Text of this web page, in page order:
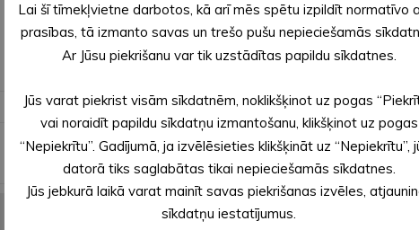
Lai šī tīmekļvietne darbotos, kā arī mēs spētu izpildīt normatīvo
prasības, tā izmanto savas un trešo pušu nepieciešamās
Ar Jūsu piekrišanu var tik uzstādītas papildu sīkdatnes.
Jūs varat piekrist visām sīkdatnēm, noklikšķinot uz pogas
vai noraidīt papildu sīkdatņu izmantošanu, klikšķinot uz pogas
“Nepiekrītu”. Gadījumā, ja izvēlēsieties klikšķināt uz “Nepiekrītu”,
datorā tiks saglabātas tikai nepieciešamās sīkdatnes.
Jūs jebkurā laikā varat mainīt savas piekrišanas izvēles,
sīkdatņu iestatījumus.